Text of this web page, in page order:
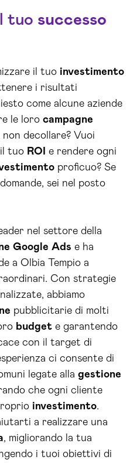
tuo successo
il tuo investimento
i risultati
come alcune aziende
le loro campagne
decollare? Vuoi
tuo ROI
e rendere ogni
proficuo? Se
sei nel posto
nel settore della
Google Ads e ha
a Olbia Tempio a
Con strategie
abbiamo
pubblicitarie di molti
budget e garantendo
con il target di
ci consente di
legate alla gestione
che ogni cliente
investimento.
a realizzare una
, migliorando la tua
i tuoi obiettivi di